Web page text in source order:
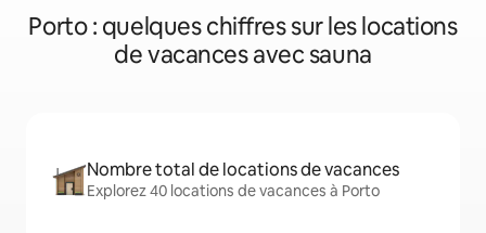
Porto : quelques chiffres sur les locations
de vacances avec sauna
Nombre total de locations de vacances
Explorez 40 locations de vacances à Porto